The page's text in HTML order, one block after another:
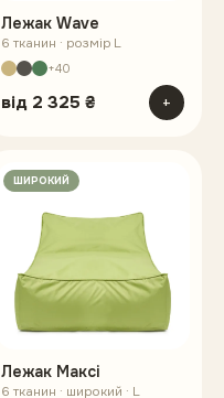
Лежак Wave
6 тканин · розмір L
+40
від 2 325 ₴ +
ШИРОКИЙ
Лежак Максі
6 тканин · широкий · L